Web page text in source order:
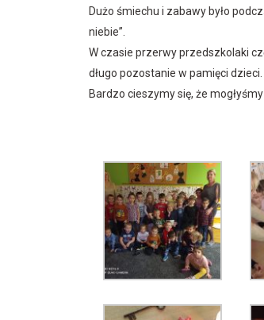
Dużo śmiechu i zabawy było
niebie”.
W czasie przerwy przedszkolaki
długo pozostanie w pamięci dzieci.
Bardzo cieszymy się, że